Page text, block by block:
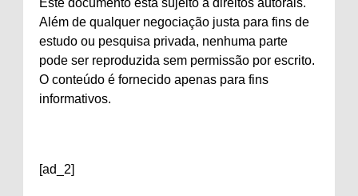
Além de qualquer negociação justa para fins de
estudo ou pesquisa privada, nenhuma parte
pode ser reproduzida sem permissão por escrito.
O conteúdo é fornecido apenas para fins
informativos.
[ad_2]